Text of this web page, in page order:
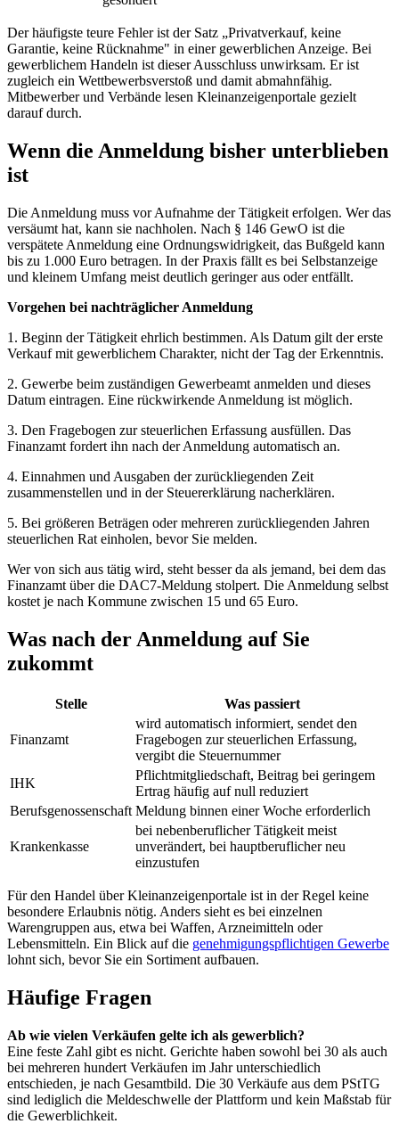
Der häufigste teure Fehler ist der Satz „Privatverkauf, keine
Garantie, keine Rücknahme" in einer gewerblichen Anzeige. Bei
gewerblichem Handeln ist dieser Ausschluss unwirksam. Er ist
zugleich ein Wettbewerbsverstoß und damit abmahnfähig.
Mitbewerber und Verbände lesen Kleinanzeigenportale gezielt
darauf durch.
Wenn die Anmeldung bisher unterblieben
ist
Die Anmeldung muss vor Aufnahme der Tätigkeit erfolgen. Wer das
versäumt hat, kann sie nachholen. Nach § 146 GewO ist die
verspätete Anmeldung eine Ordnungswidrigkeit, das Bußgeld kann
bis zu 1.000 Euro betragen. In der Praxis fällt es bei Selbstanzeige
und kleinem Umfang meist deutlich geringer aus oder entfällt.
Vorgehen bei nachträglicher Anmeldung
1. Beginn der Tätigkeit ehrlich bestimmen. Als Datum gilt der erste
Verkauf mit gewerblichem Charakter, nicht der Tag der Erkenntnis.
2. Gewerbe beim zuständigen Gewerbeamt anmelden und dieses
Datum eintragen. Eine rückwirkende Anmeldung ist möglich.
3. Den Fragebogen zur steuerlichen Erfassung ausfüllen. Das
Finanzamt fordert ihn nach der Anmeldung automatisch an.
4. Einnahmen und Ausgaben der zurückliegenden Zeit
zusammenstellen und in der Steuererklärung nacherklären.
5. Bei größeren Beträgen oder mehreren zurückliegenden Jahren
steuerlichen Rat einholen, bevor Sie melden.
Wer von sich aus tätig wird, steht besser da als jemand, bei dem das
Finanzamt über die DAC7-Meldung stolpert. Die Anmeldung selbst
kostet je nach Kommune zwischen 15 und 65 Euro.
Was nach der Anmeldung auf Sie
zukommt
Stelle Was passiert
Finanzamt
wird automatisch informiert, sendet den
Fragebogen zur steuerlichen Erfassung,
vergibt die Steuernummer
IHK
Pflichtmitgliedschaft, Beitrag bei geringem
Ertrag häufig auf null reduziert
Berufsgenossenschaft Meldung binnen einer Woche erforderlich
Krankenkasse
bei nebenberuflicher Tätigkeit meist
unverändert, bei hauptberuflicher neu
einzustufen
Für den Handel über Kleinanzeigenportale ist in der Regel keine
besondere Erlaubnis nötig. Anders sieht es bei einzelnen
Warengruppen aus, etwa bei Waffen, Arzneimitteln oder
Lebensmitteln. Ein Blick auf die genehmigungspflichtigen Gewerbe
lohnt sich, bevor Sie ein Sortiment aufbauen.
Häufige Fragen
Ab wie vielen Verkäufen gelte ich als gewerblich?
Eine feste Zahl gibt es nicht. Gerichte haben sowohl bei 30 als auch
bei mehreren hundert Verkäufen im Jahr unterschiedlich
entschieden, je nach Gesamtbild. Die 30 Verkäufe aus dem PStTG
sind lediglich die Meldeschwelle der Plattform und kein Maßstab für
die Gewerblichkeit.